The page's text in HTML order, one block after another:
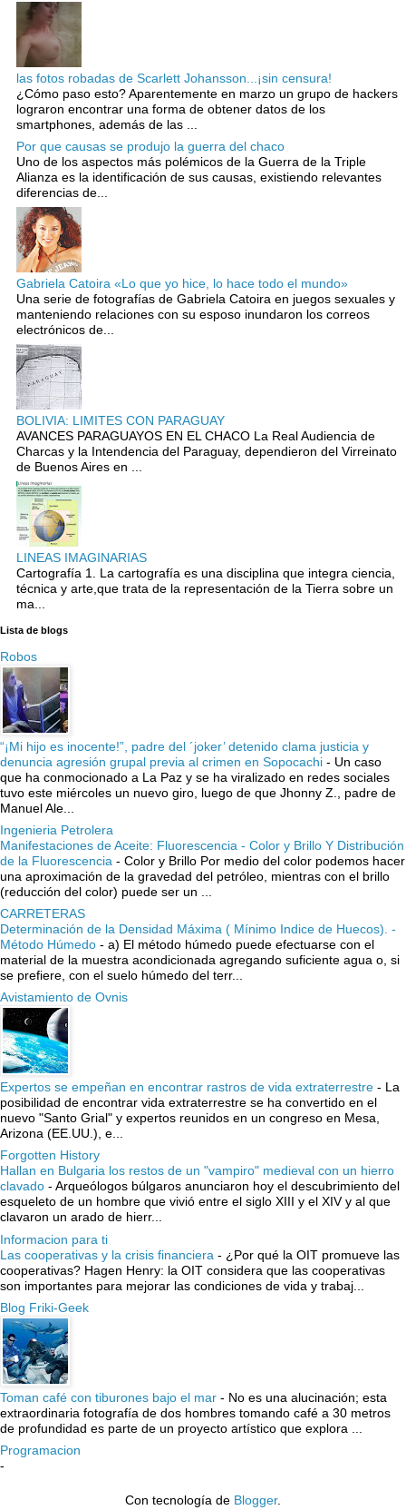
las fotos robadas de Scarlett Johansson...¡sin censura!
¿Cómo paso esto? Aparentemente en marzo un grupo de hackers
lograron encontrar una forma de obtener datos de los
smartphones, además de las ...
Por que causas se produjo la guerra del chaco
Uno de los aspectos más polémicos de la Guerra de la Triple
Alianza es la identificación de sus causas, existiendo relevantes
diferencias de...
Gabriela Catoira «Lo que yo hice, lo hace todo el mundo»
Una serie de fotografías de Gabriela Catoira en juegos sexuales y
manteniendo relaciones con su esposo inundaron los correos
electrónicos de...
BOLIVIA: LIMITES CON PARAGUAY
AVANCES PARAGUAYOS EN EL CHACO La Real Audiencia de
Charcas y la Intendencia del Paraguay, dependieron del Virreinato
de Buenos Aires en ...
LINEAS IMAGINARIAS
Cartografía 1. La cartografía es una disciplina que integra ciencia,
técnica y arte,que trata de la representación de la Tierra sobre un
ma...
Lista de blogs
Robos
“¡Mi hijo es inocente!”, padre del ´joker’ detenido clama justicia y
denuncia agresión grupal previa al crimen en Sopocachi - Un caso
que ha conmocionado a La Paz y se ha viralizado en redes sociales
tuvo este miércoles un nuevo giro, luego de que Jhonny Z., padre de
Manuel Ale...
Ingenieria Petrolera
Manifestaciones de Aceite: Fluorescencia - Color y Brillo Y Distribución
de la Fluorescencia - Color y Brillo Por medio del color podemos hacer
una aproximación de la gravedad del petróleo, mientras con el brillo
(reducción del color) puede ser un ...
CARRETERAS
Determinación de la Densidad Máxima ( Mínimo Indice de Huecos). -
Método Húmedo - a) El método húmedo puede efectuarse con el
material de la muestra acondicionada agregando suficiente agua o, si
se prefiere, con el suelo húmedo del terr...
Avistamiento de Ovnis
Expertos se empeñan en encontrar rastros de vida extraterrestre - La
posibilidad de encontrar vida extraterrestre se ha convertido en el
nuevo "Santo Grial" y expertos reunidos en un congreso en Mesa,
Arizona (EE.UU.), e...
Forgotten History
Hallan en Bulgaria los restos de un "vampiro" medieval con un hierro
clavado - Arqueólogos búlgaros anunciaron hoy el descubrimiento del
esqueleto de un hombre que vivió entre el siglo XIII y el XIV y al que
clavaron un arado de hierr...
Informacion para ti
Las cooperativas y la crisis financiera - ¿Por qué la OIT promueve las
cooperativas? Hagen Henry: la OIT considera que las cooperativas
son importantes para mejorar las condiciones de vida y trabaj...
Blog Friki-Geek
Toman café con tiburones bajo el mar - No es una alucinación; esta
extraordinaria fotografía de dos hombres tomando café a 30 metros
de profundidad es parte de un proyecto artístico que explora ...
Programacion
-
Con tecnología de Blogger.